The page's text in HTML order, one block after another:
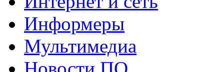
Информеры
Мультимедиа